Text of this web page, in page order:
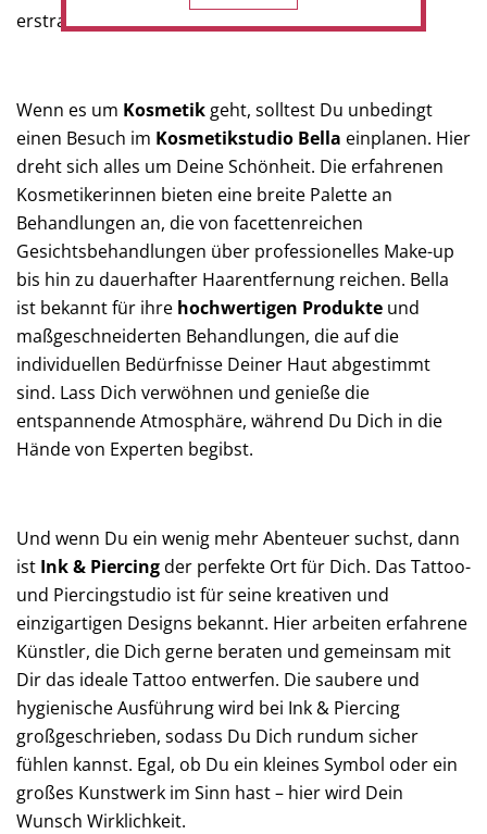
erstrahlen lässt.
Wenn es um Kosmetik geht, solltest Du unbedingt
einen Besuch im Kosmetikstudio Bella einplanen. Hier
dreht sich alles um Deine Schönheit. Die erfahrenen
Kosmetikerinnen bieten eine breite Palette an
Behandlungen an, die von facettenreichen
Gesichtsbehandlungen über professionelles Make-up
bis hin zu dauerhafter Haarentfernung reichen. Bella
ist bekannt für ihre hochwertigen Produkte und
maßgeschneiderten Behandlungen, die auf die
individuellen Bedürfnisse Deiner Haut abgestimmt
sind. Lass Dich verwöhnen und genieße die
entspannende Atmosphäre, während Du Dich in die
Hände von Experten begibst.
Und wenn Du ein wenig mehr Abenteuer suchst, dann
ist Ink & Piercingder perfekte Ort für Dich. Das Tattoo-
und Piercingstudio ist für seine kreativen und
einzigartigen Designs bekannt. Hier arbeiten erfahrene
Künstler, die Dich gerne beraten und gemeinsam mit
Dir das ideale Tattoo entwerfen. Die saubere und
hygienische Ausführung wird bei Ink & Piercing
großgeschrieben, sodass Du Dich rundum sicher
fühlen kannst. Egal, ob Du ein kleines Symbol oder ein
großes Kunstwerk im Sinn hast – hier wird Dein
Wunsch Wirklichkeit.